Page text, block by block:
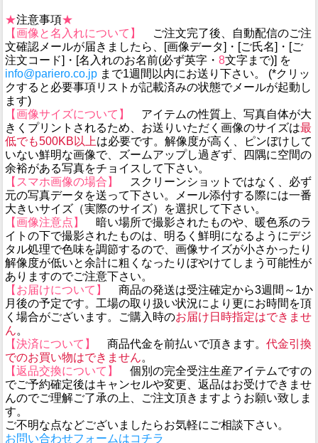
★注意事項★
【画像と名入れについて】
ご注文完了後、自動配信のご注
文確認メールが届きましたら、[画像データ]・[ご氏名]・[ご
注文コード]・[名入れのお名前(必ず英字・ 8文字まで)] を
info@pariero.co.jp まで1週間以内にお送り下さい。 (*クリッ
クすると必要事項リストが記載済みの状態でメールが起動し
ます)
【画像サイズについて】
アイテムの性質上、写真自体が大
きくプリントされるため、お送りいただく画像のサイズは最
低でも500KB以上は必要です。解像度が高く、ピンぼけして
いない鮮明な画像で、ズームアップし過ぎず、四隅に空間の
余裕がある写真をチョイスして下さい。
【スマホ画像の場合】
スクリーンショットではなく、必ず
元の写真データを送って下さい。メール添付する際には一番
大きいサイズ（実際のサイズ）を選択して下さい。
【画像注意点】
暗い場所で撮影されたものや、暖色系のラ
イトの下で撮影されたものは、明るく鮮明になるようにデジ
タル処理で色味を調節するので、画像サイズが小さかったり
解像度が低いと余計に粗くなったりぼやけてしまう可能性が
ありますのでご注意下さい。
【お届けについて】
商品の発送は受注確定から3週間～1か
月後の予定です。工場の取り扱い状況により更にお時間を頂
く場合がございます。ご購入時のお届け日時指定はできませ
ん。
【決済について】
商品代金を前払いで頂きます。 代金引換
でのお買い物はできません。
【返品交換について】
個別の完全受注生産アイテムですの
でご予約確定後はキャンセルや変更、返品はお受けできませ
んのでご理解ご了承の上、ご注文頂きますようお願い致しま
す。
ご不明な点などございましたらお気軽にご相談下さい。
お問い合わせフォームはコチラ